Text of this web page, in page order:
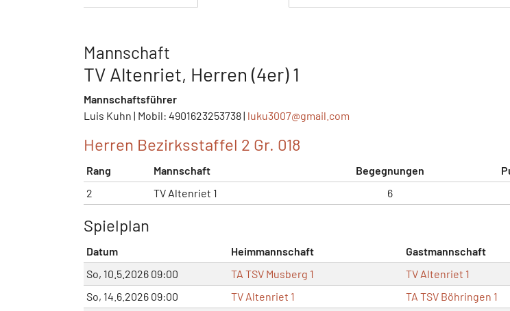
Mannschaft
TV Altenriet, Herren (4er) 1
Mannschaftsführer
Luis Kuhn | Mobil: 4901623253738 | luku3007@gmail.com
Herren Bezirksstaffel 2 Gr. 018
Rang Mannschaft Begegnungen
2
TV Altenriet 1 6
Spielplan
Datum Heimmannschaft Gastmannschaft
So, 10.5.2026 09:00
TA TSV Musberg 1 TV Altenriet 1
So, 14.6.2026 09:00
TV Altenriet 1 TA TSV Böhringen 1